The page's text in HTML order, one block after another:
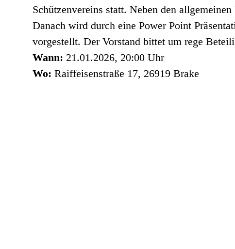
Schützenvereins statt. Neben den
Danach wird durch eine Power Point
vorgestellt. Der Vorstand bittet um rege
Wann: 21.01.2026, 20:00 Uhr
Wo: Raiffeisenstraße 17, 26919 Brake